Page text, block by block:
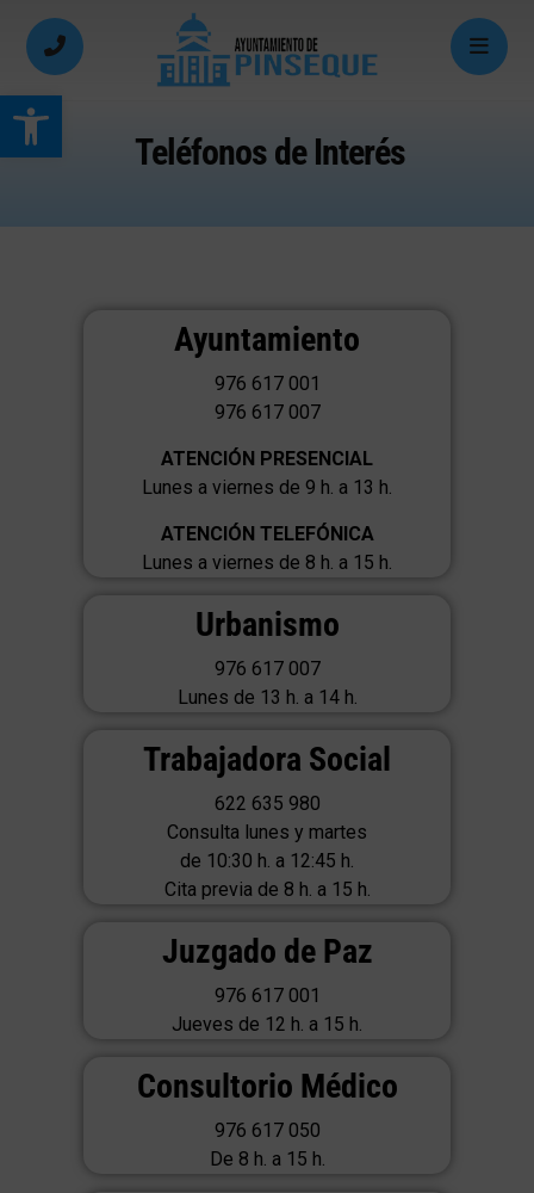
Abrir barra de herramientas
Teléfonos de Interés
Ayuntamiento
976 617 001
976 617 007
ATENCIÓN PRESENCIAL
Lunes a viernes de 9 h. a 13 h.
ATENCIÓN TELEFÓNICA
Lunes a viernes de 8 h. a 15 h.
Urbanismo
976 617 007
Lunes de 13 h. a 14 h.
Trabajadora Social
622 635 980
Consulta lunes y martes
de 10:30 h. a 12:45 h.
Cita previa de 8 h. a 15 h.
Juzgado de Paz
976 617 001
Jueves de 12 h. a 15 h.
Consultorio Médico
976 617 050
De 8 h. a 15 h.